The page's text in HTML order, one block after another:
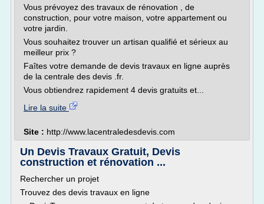
Vous prévoyez des travaux de rénovation , de
construction, pour votre maison, votre appartement ou
votre jardin.
Vous souhaitez trouver un artisan qualifié et sérieux au
meilleur prix ?
Faîtes votre demande de devis travaux en ligne auprès
de la centrale des devis .fr.
Vous obtiendrez rapidement 4 devis gratuits et...
Lire la suite
Site : http://www.lacentraledesdevis.com
Un Devis Travaux Gratuit, Devis
construction et rénovation ...
Rechercher un projet
Trouvez des devis travaux en ligne